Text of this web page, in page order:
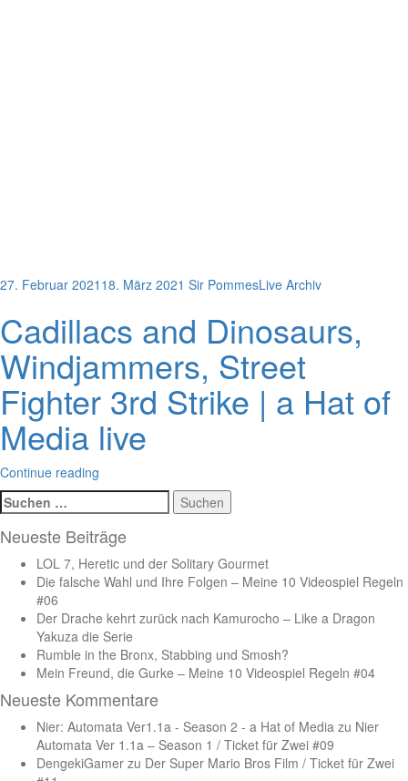
27. Februar 2021 18. März 2021 Sir PommesLive Archiv
Cadillacs and Dinosaurs,
Windjammers, Street
Fighter 3rd Strike | a Hat of
Media live
Continue reading
Suchen
nach:
Neueste Beiträge
LOL 7, Heretic und der Solitary Gourmet
Die falsche Wahl und Ihre Folgen – Meine 10 Videospiel Regeln
#06
Der Drache kehrt zurück nach Kamurocho – Like a Dragon
Yakuza die Serie
Rumble in the Bronx, Stabbing und Smosh?
Mein Freund, die Gurke – Meine 10 Videospiel Regeln #04
Neueste Kommentare
Nier: Automata Ver1.1a - Season 2 - a Hat of Media zu Nier
Automata Ver 1.1a – Season 1 / Ticket für Zwei #09
DengekiGamer zu Der Super Mario Bros Film / Ticket für Zwei